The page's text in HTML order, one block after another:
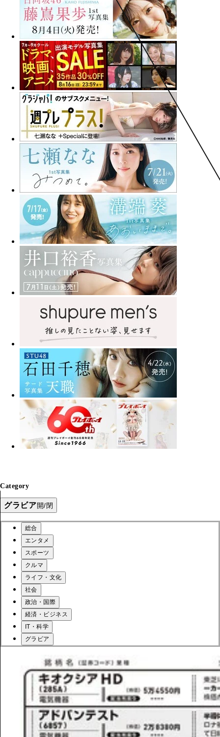
Category
グラビア開/閉
総合
エンタメ
スポーツ
クルマ
ライフ・文化
社会
政治・国際
経済・ビジネス
IT・科学
グラビア